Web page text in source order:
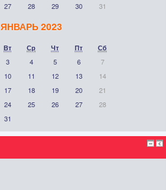
27 28 29 30 31
ЯНВАРЬ 2023
Вт Ср Чт Пт
Сб
3 4 5 6
7
10 11 12 13
14
17 18 19 20
21
24 25 26 27
28
31